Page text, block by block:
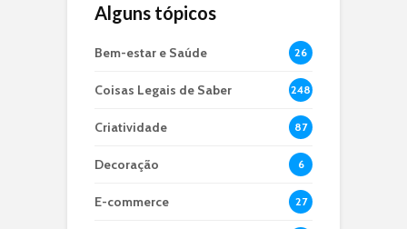
Alguns tópicos
Bem-estar e Saúde 26
Coisas Legais de Saber 248
Criatividade 87
Decoração 6
E-commerce 27